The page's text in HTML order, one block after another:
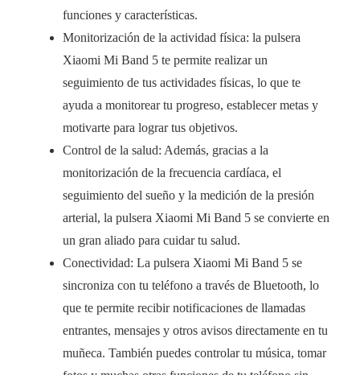
funciones y características.
Monitorización de la actividad física: la pulsera
Xiaomi Mi Band 5 te permite realizar un
seguimiento de tus actividades físicas, lo que te
ayuda a monitorear tu progreso, establecer metas y
motivarte para lograr tus objetivos.
Control de la salud: Además, gracias a la
monitorización de la frecuencia cardíaca, el
seguimiento del sueño y la medición de la presión
arterial, la pulsera Xiaomi Mi Band 5 se convierte en
un gran aliado para cuidar tu salud.
Conectividad: La pulsera Xiaomi Mi Band 5 se
sincroniza con tu teléfono a través de Bluetooth, lo
que te permite recibir notificaciones de llamadas
entrantes, mensajes y otros avisos directamente en tu
muñeca. También puedes controlar tu música, tomar